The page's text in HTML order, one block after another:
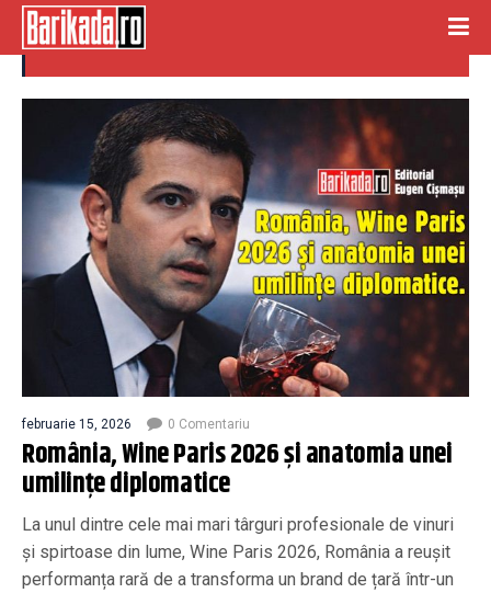
arice
februarie 15, 2026 0 Comentariu
România, Wine Paris 2026 și anatomia unei
umilințe diplomatice
La unul dintre cele mai mari târguri profesionale de vinuri
și spirtoase din lume, Wine Paris 2026, România a reușit
performanța rară de a transforma un brand de țară într-un